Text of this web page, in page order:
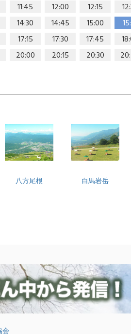
11:45 12:00 12:15
14:30 14:45 15:00
17:15 17:30 17:45
20:00 20:15 20:30
八方尾根 白馬岩岳